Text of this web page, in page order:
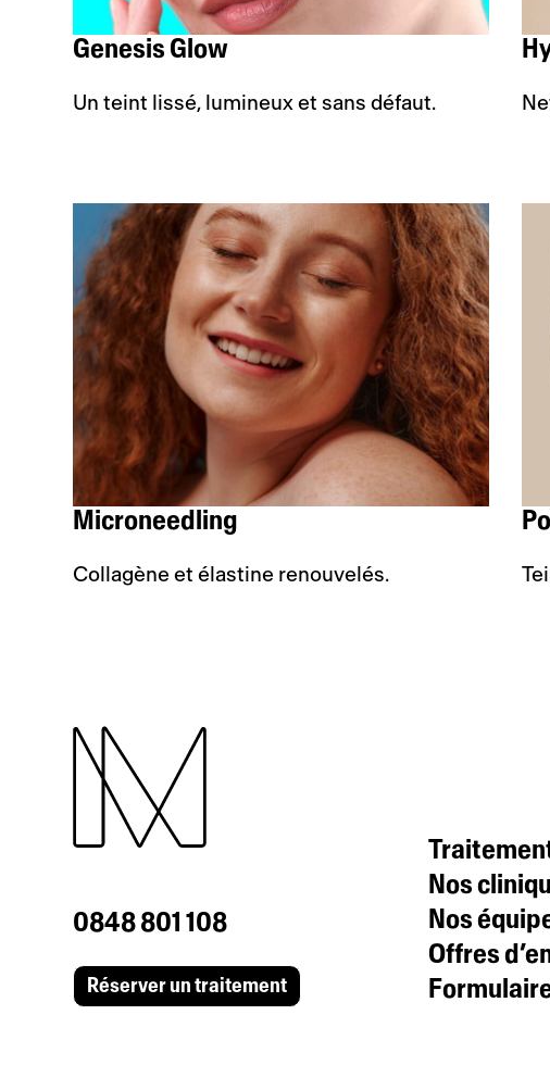
Genesis Glow
Un teint lissé, lumineux et sans défaut.
Microneedling
Collagène et élastine renouvelés.
0848 801 108
Réserver un traitement
Nos
Nos
Offres